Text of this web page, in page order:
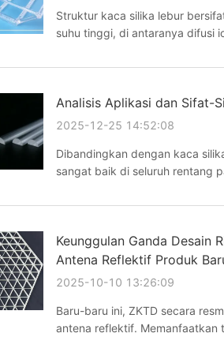
Struktur kaca silika lebur
suhu tinggi, di antaranya difusi
Analisis Aplikasi dan Sifat-
2025-12-25 14:52:08
Dibandingkan dengan kaca
sangat baik di seluruh rentang
Keunggulan Ganda Desain
Antena Reflektif Produk
2025-10-10 13:26:09
Baru-baru ini, ZKTD secara
antena reflektif. Memanfaatkan